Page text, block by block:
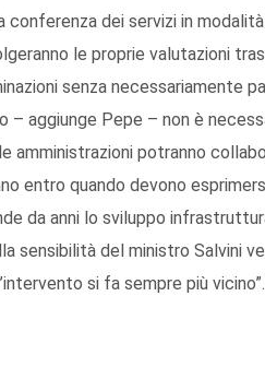
conferenza dei servizi in
le proprie valutazioni
senza necessariamente
– aggiunge Pepe – non è
amministrazioni potranno
entro quando devono
da anni lo sviluppo
sensibilità del ministro Salvini
si fa sempre più vicino”.